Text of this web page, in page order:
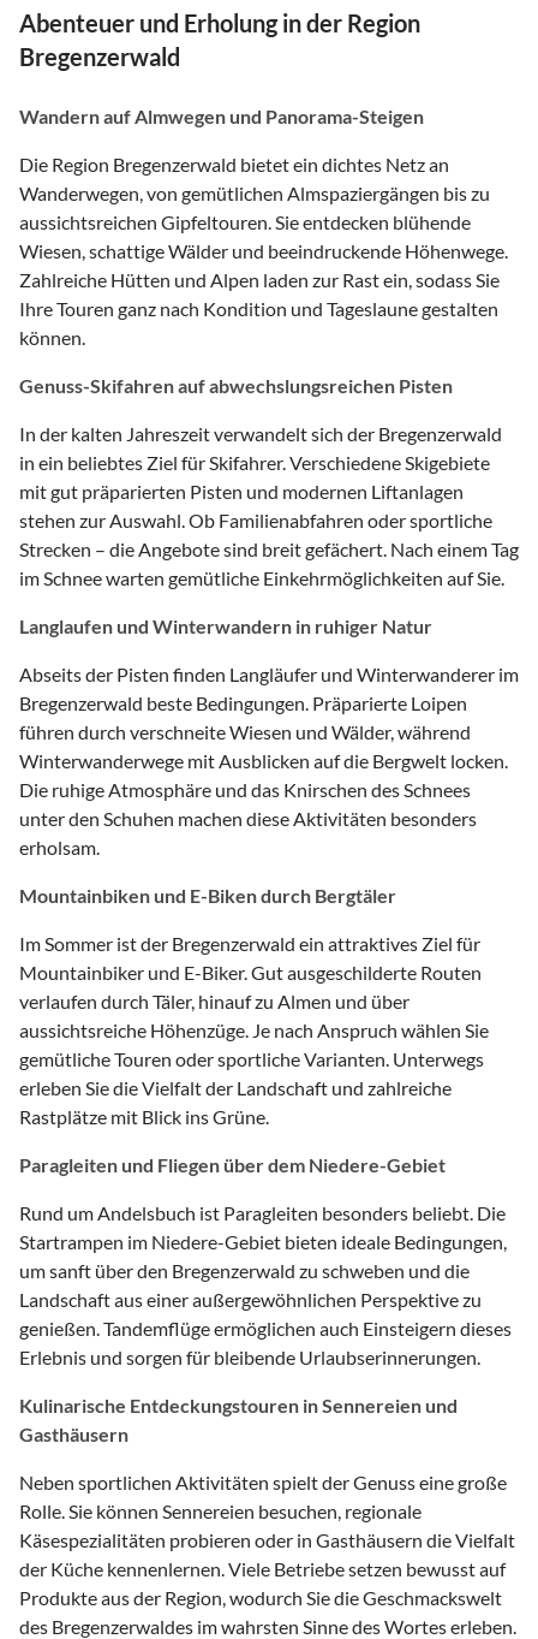
Abenteuer und Erholung in der Region
Bregenzerwald
Wandern auf Almwegen und Panorama-Steigen
Die Region Bregenzerwald bietet ein dichtes Netz an
Wanderwegen, von gemütlichen Almspaziergängen bis zu
aussichtsreichen Gipfeltouren. Sie entdecken blühende
Wiesen, schattige Wälder und beeindruckende Höhenwege.
Zahlreiche Hütten und Alpen laden zur Rast ein, sodass Sie
Ihre Touren ganz nach Kondition und Tageslaune gestalten
können.
Genuss-Skifahren auf abwechslungsreichen Pisten
In der kalten Jahreszeit verwandelt sich der Bregenzerwald
in ein beliebtes Ziel für Skifahrer. Verschiedene Skigebiete
mit gut präparierten Pisten und modernen Liftanlagen
stehen zur Auswahl. Ob Familienabfahren oder sportliche
Strecken – die Angebote sind breit gefächert. Nach einem Tag
im Schnee warten gemütliche Einkehrmöglichkeiten auf Sie.
Langlaufen und Winterwandern in ruhiger Natur
Abseits der Pisten finden Langläufer und Winterwanderer im
Bregenzerwald beste Bedingungen. Präparierte Loipen
führen durch verschneite Wiesen und Wälder, während
Winterwanderwege mit Ausblicken auf die Bergwelt locken.
Die ruhige Atmosphäre und das Knirschen des Schnees
unter den Schuhen machen diese Aktivitäten besonders
erholsam.
Mountainbiken und E-Biken durch Bergtäler
Im Sommer ist der Bregenzerwald ein attraktives Ziel für
Mountainbiker und E-Biker. Gut ausgeschilderte Routen
verlaufen durch Täler, hinauf zu Almen und über
aussichtsreiche Höhenzüge. Je nach Anspruch wählen Sie
gemütliche Touren oder sportliche Varianten. Unterwegs
erleben Sie die Vielfalt der Landschaft und zahlreiche
Rastplätze mit Blick ins Grüne.
Paragleiten und Fliegen über dem Niedere-Gebiet
Rund um Andelsbuch ist Paragleiten besonders beliebt. Die
Startrampen im Niedere-Gebiet bieten ideale Bedingungen,
um sanft über den Bregenzerwald zu schweben und die
Landschaft aus einer außergewöhnlichen Perspektive zu
genießen. Tandemflüge ermöglichen auch Einsteigern dieses
Erlebnis und sorgen für bleibende Urlaubserinnerungen.
Kulinarische Entdeckungstouren in Sennereien und
Gasthäusern
Neben sportlichen Aktivitäten spielt der Genuss eine große
Rolle. Sie können Sennereien besuchen, regionale
Käsespezialitäten probieren oder in Gasthäusern die Vielfalt
der Küche kennenlernen. Viele Betriebe setzen bewusst auf
Produkte aus der Region, wodurch Sie die Geschmackswelt
des Bregenzerwaldes im wahrsten Sinne des Wortes erleben.